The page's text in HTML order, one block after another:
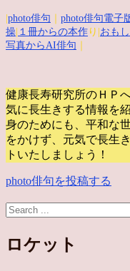
photo俳句 photo俳句電子
操 １冊からの本作 り| おも
写真からAI俳句
健康長寿研究所のＨＰ
気に長生きする情報を
身のためにも、平和な
をかけず、元気で長生
トいたしましょう！
photo俳句を投稿する
ロケット